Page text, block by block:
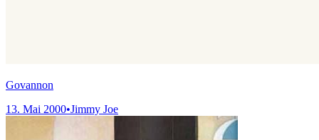
Govannon
13. Mai 2000•Jimmy Joe